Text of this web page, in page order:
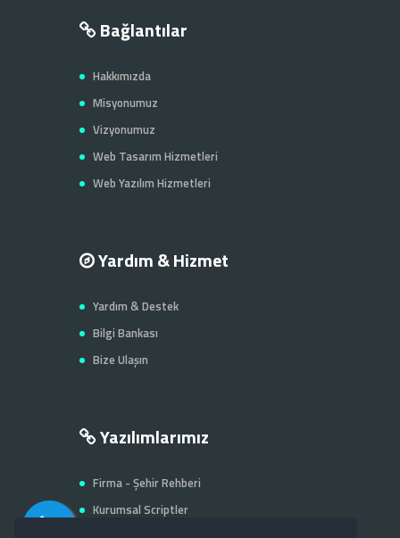
Bağlantılar
Hakkımızda
Misyonumuz
Vizyonumuz
Web Tasarım Hizmetleri
Web Yazılım Hizmetleri
Yardım & Hizmet
Yardım & Destek
Bilgi Bankası
Bize Ulaşın
Yazılımlarımız
Firma - Şehir Rehberi
Kurumsal Scriptler